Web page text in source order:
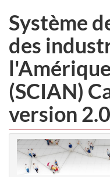
Système
des
(SCIAN)
version 2.0